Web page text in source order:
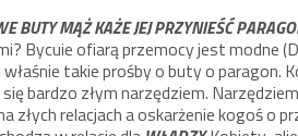
BUTY MĄŻ KAŻE JEJ PRZYNIEŚĆ
Bycuie ofiarą przemocy jest modne
takie prośby o buty o paragon.
bardzo złym narzędziem.
złych relacjach a oskarżenie kogoś o